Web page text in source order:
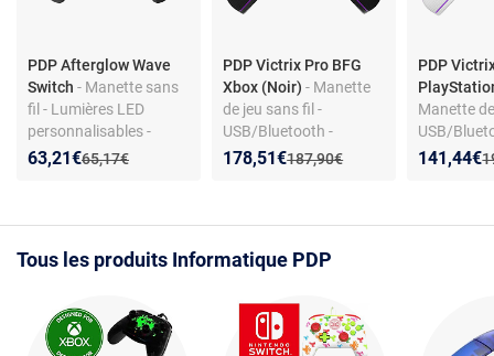
PDP Afterglow Wave
Switch - Manette sans
fil - Lumières LED
personnalisables -
Compatible Nintendo
Ancien prix :
65,17€
Nouveau prix :
63,21€
Réduction de :
PDP Victrix Pro BFG
Xbox (Noir) - Manette
de jeu sans fil -
USB/Bluetooth -
entièrement modulable
Ancien prix :
187,90€
Nouveau prix :
178,51€
Réduction de :
PDP
Manette
USB/
Nouveau
141,44€
Tous les produits Informatique PDP